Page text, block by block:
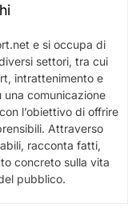
e si occupa di
settori, tra cui
intrattenimento e
comunicazione
l’obiettivo di offrire
Attraverso
racconta fatti,
concreto sulla vita
pubblico.